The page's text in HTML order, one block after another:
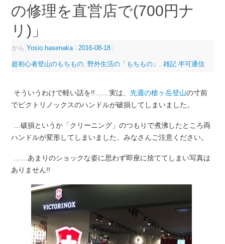
の修理を直営店で(700円ナ
リ)」
から Yosio.hasenaka 2016-08-18
超初心者登山のもちもの, 野外生活の「もちもの」 雑記 半可通信
そういうわけで軽い話を!!……実は、 先週の槍ヶ岳登山の寸前
でビクトリノックスのハンドルが破損してしまいました。
…破損というか「クリーニング」のつもりで煮沸したところ両
ハンドルが変形してしまいました、みなさんご注意ください。
……あまりのショックな姿に思わず即座に捨ててしまい写真は
ありません!!